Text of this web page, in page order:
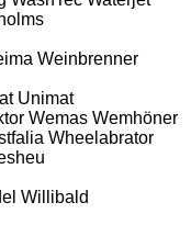
Weinbrenner
Unimat
Wemas Wemhöner
Wheelabrator
Willibald